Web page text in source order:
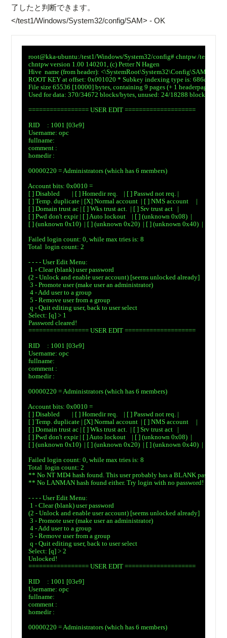
了したと判断できます。
</test1/Windows/System32/config/SAM> - OK
root@kka-ubuntu:/test1/Windows/System32/config# chntpw /test1/
chntpw version 1.00 140201, (c) Petter N Hagen
Hive  name (from header): <\SystemRoot\System32\Config\SAM>
ROOT KEY at offset: 0x001020 * Subkey indexing type is: 686c
File size 65536 [10000] bytes, containing 9 pages (+ 1 headerpage)
Used for data: 370/34672 blocks/bytes, unused: 24/18288 blocks/bytes.
================= USER EDIT ====================
RID     : 1001 [03e9]
Username: opc
fullname:
comment :
homedir :
00000220 = Administrators (which has 6 members)
Account bits: 0x0010 =
[ ] Disabled        | [ ] Homedir req.    | [ ] Passwd not req. |
[ ] Temp. duplicate | [X] Normal account  | [ ] NMS account     |
[ ] Domain trust ac | [ ] Wks trust act.  | [ ] Srv trust act   |
[ ] Pwd don't expir | [ ] Auto lockout    | [ ] (unknown 0x08)  |
[ ] (unknown 0x10)  | [ ] (unknown 0x20)  | [ ] (unknown 0x40)  |
Failed login count: 0, while max tries is: 8
Total  login count: 2
- - - - User Edit Menu:
1 - Clear (blank) user password
(2 - Unlock and enable user account) [seems unlocked already]
3 - Promote user (make user an administrator)
4 - Add user to a group
5 - Remove user from a group
q - Quit editing user, back to user select
Select: [q] > 1
Password cleared!
================= USER EDIT ====================
RID     : 1001 [03e9]
Username: opc
fullname:
comment :
homedir :
00000220 = Administrators (which has 6 members)
Account bits: 0x0010 =
[ ] Disabled        | [ ] Homedir req.    | [ ] Passwd not req. |
[ ] Temp. duplicate | [X] Normal account  | [ ] NMS account     |
[ ] Domain trust ac | [ ] Wks trust act.  | [ ] Srv trust act   |
[ ] Pwd don't expir | [ ] Auto lockout    | [ ] (unknown 0x08)  |
[ ] (unknown 0x10)  | [ ] (unknown 0x20)  | [ ] (unknown 0x40)  |
Failed login count: 0, while max tries is: 8
Total  login count: 2
** No NT MD4 hash found. This user probably has a BLANK password!
** No LANMAN hash found either. Try login with no password!
- - - - User Edit Menu:
1 - Clear (blank) user password
(2 - Unlock and enable user account) [seems unlocked already]
3 - Promote user (make user an administrator)
4 - Add user to a group
5 - Remove user from a group
q - Quit editing user, back to user select
Select: [q] > 2
Unlocked!
================= USER EDIT ====================
RID     : 1001 [03e9]
Username: opc
fullname:
comment :
homedir :
00000220 = Administrators (which has 6 members)